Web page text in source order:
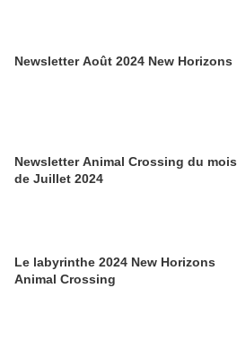
Newsletter Août 2024 New Horizons
Newsletter Animal Crossing du mois
de Juillet 2024
Le labyrinthe 2024 New Horizons
Animal Crossing